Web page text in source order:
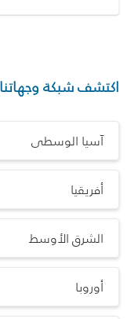
اكتشف شبكة وجهاتنا
آسيا الوسطى
أفريقيا
الشرق الأوسط
أوروبا